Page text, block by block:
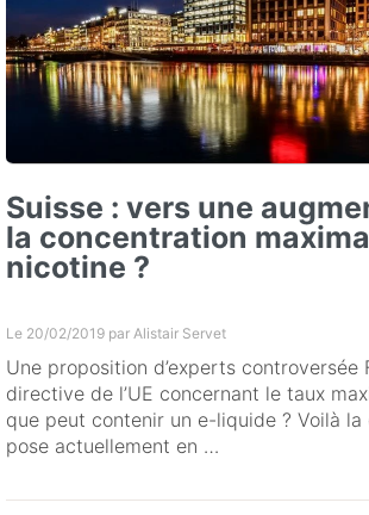
Suisse : vers une
la concentration
nicotine ?
Le 20/02/2019 par Alistair Servet
Une proposition d’experts controversée
directive de l’UE concernant le taux
que peut contenir un e-liquide ? Voilà
pose actuellement en …